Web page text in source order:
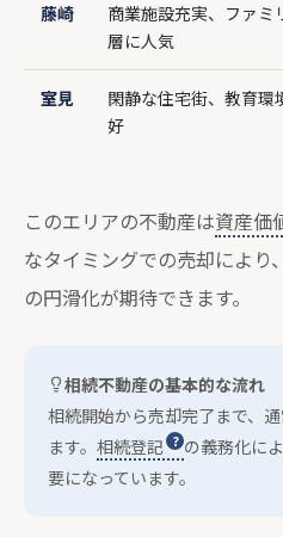
藤崎
商業施設充実、ファミ
層に人気
室見
閑静な住宅街、教育環
好
このエリアの不動産は資産価
なタイミングでの売却により
の円滑化が期待できます。
相続不動産の基本的な流れ
相続開始から売却完了まで、
ます。 相続登記
の義務化に
要になっています。